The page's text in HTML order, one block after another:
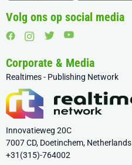
Volg ons op social media
Corporate & Media
Realtimes - Publishing Network
Innovatieweg 20C
7007 CD, Doetinchem, Netherlands
+31(315)-764002